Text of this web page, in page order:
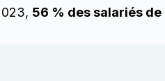
56 % des salariés de